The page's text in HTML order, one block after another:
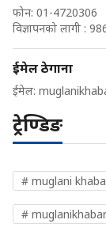
फोन: 01-4720306
विज्ञापनको लागी :
ईमेल ठेगाना
ईमेल:
ट्रेण्डिङ
# muglani
#